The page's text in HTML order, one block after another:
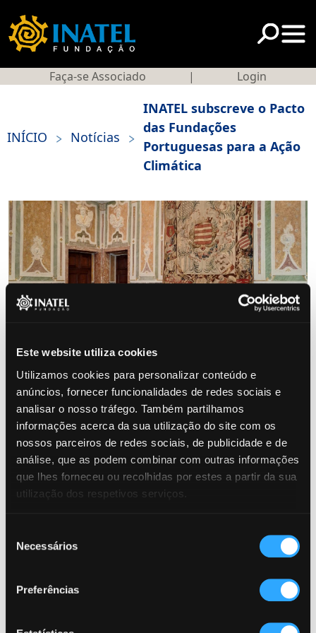
Este website utiliza cookies
Utilizamos cookies para personalizar conteúdo e
anúncios, fornecer funcionalidades de redes sociais e
analisar o nosso tráfego. Também partilhamos
informações acerca da sua utilização do site com os
nossos parceiros de redes sociais, de publicidade e de
análise, que as podem combinar com outras informações
que lhes forneceu ou recolhidas por estes a partir da sua
utilização dos respetivos serviços.
Necessários
Preferências
Faça-se Associado | Login
INÍCIO > Notícias >
INATEL subscreve o Pacto
das Fundações
Portuguesas para a Ação
Climática
A Fundação INATEL é uma das signatárias do
Pacto das Fundações Portuguesas para a
Ação Climática, uma iniciativa do Centro
Português de Fundações (CPF) que reforça o
compromisso do setor fundacional com a
sustentabilidade e o combate às alterações
realizada pela Administradora Dra. Teresa
INATEL.